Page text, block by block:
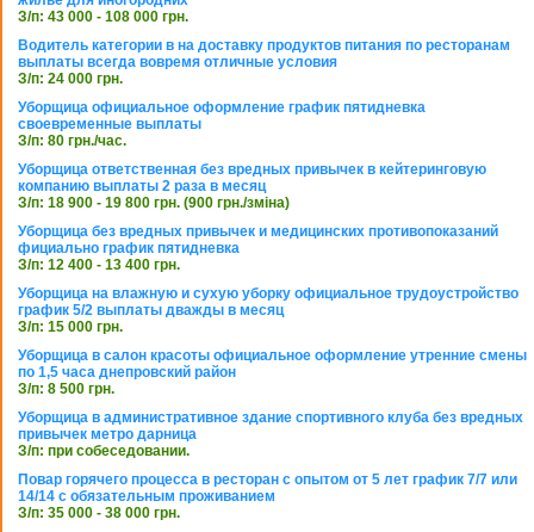
З/п: 43 000 - 108 000 грн.
Водитель категории в на доставку продуктов питания по ресторанам
выплаты всегда вовремя отличные условия
З/п: 24 000 грн.
Уборщица официальное оформление график пятидневка
своевременные выплаты
З/п: 80 грн./час.
Уборщица ответственная без вредных привычек в кейтеринговую
компанию выплаты 2 раза в месяц
З/п: 18 900 - 19 800 грн. (900 грн./зміна)
Уборщица без вредных привычек и медицинских противопоказаний
фициально график пятидневка
З/п: 12 400 - 13 400 грн.
Уборщица на влажную и сухую уборку официальное трудоустройство
график 5/2 выплаты дважды в месяц
З/п: 15 000 грн.
Уборщица в салон красоты официальное оформление утренние смены
по 1,5 часа днепровский район
З/п: 8 500 грн.
Уборщица в административное здание спортивного клуба без вредных
привычек метро дарница
З/п: при собеседовании.
Повар горячего процесса в ресторан с опытом от 5 лет график 7/7 или
14/14 с обязательным проживанием
З/п: 35 000 - 38 000 грн.